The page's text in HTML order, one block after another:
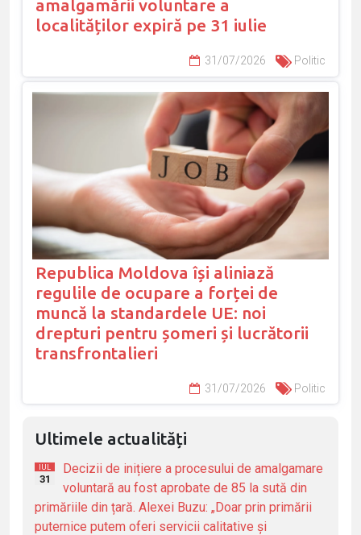
amalgamării voluntare a
localităților expiră pe 31 iulie
31/07/2026 Politic
Republica Moldova își aliniază
regulile de ocupare a forței de
muncă la standardele UE: noi
drepturi pentru șomeri și lucrătorii
transfrontalieri
31/07/2026 Politic
Ultimele actualități
IUL
31
Decizii de inițiere a procesului de amalgamare
voluntară au fost aprobate de 85 la sută din
primăriile din țară. Alexei Buzu: „Doar prin primării
puternice putem oferi servicii calitative și